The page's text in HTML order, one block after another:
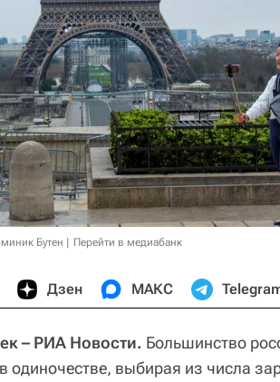
Бутен Перейти в медиабанк
Дзен МАКС
– РИА Новости. Большинство
одиночестве, выбирая из числа